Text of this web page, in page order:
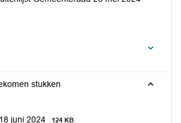
stukken
juni 2024
124 KB